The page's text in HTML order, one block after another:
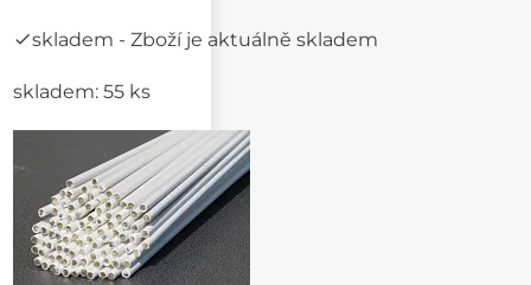
skladem - Zboží je aktuálně skladem
skladem: 55 ks